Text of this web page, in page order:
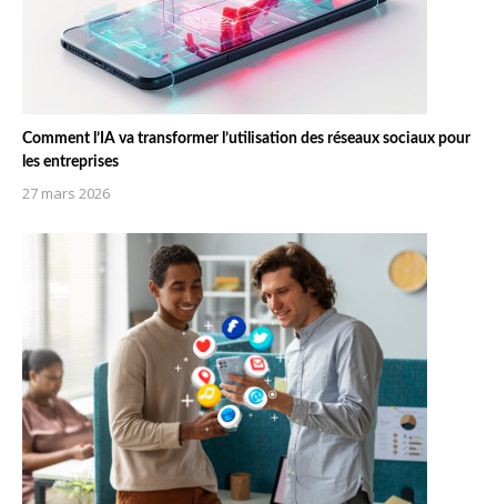
Comment l’IA va transformer l’utilisation des réseaux sociaux pour
les entreprises
27 mars 2026